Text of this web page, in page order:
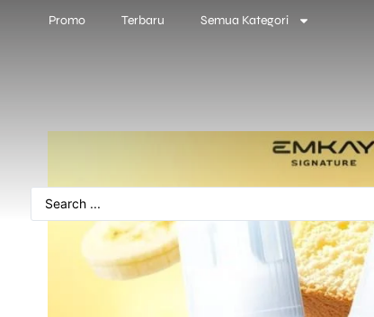
Promo Terbaru Semua Kategori